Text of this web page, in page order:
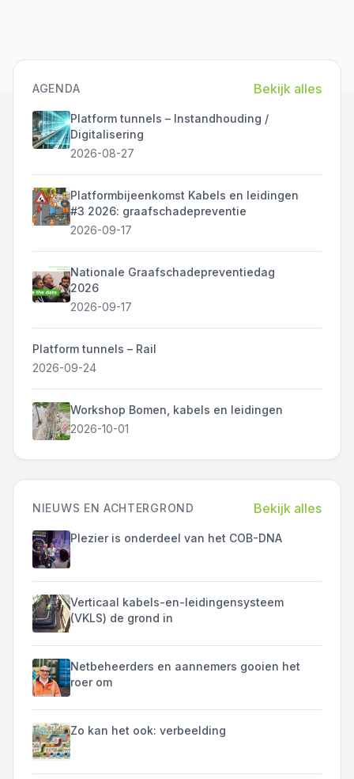
AGENDA Bekijk alles
Platform tunnels – Instandhouding /
Digitalisering
2026-08-27
Platformbijeenkomst Kabels en leidingen
#3 2026: graafschadepreventie
2026-09-17
Nationale Graafschadepreventiedag
2026
2026-09-17
Platform tunnels – Rail
2026-09-24
Workshop Bomen, kabels en leidingen
2026-10-01
NIEUWS EN ACHTERGROND Bekijk alles
Plezier is onderdeel van het COB-DNA
Verticaal kabels-en-leidingensysteem
(VKLS) de grond in
Netbeheerders en aannemers gooien het
roer om
Zo kan het ook: verbeelding